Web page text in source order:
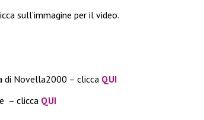
sull’immagine per il video.
di Novella2000 – clicca QUI
– clicca QUI